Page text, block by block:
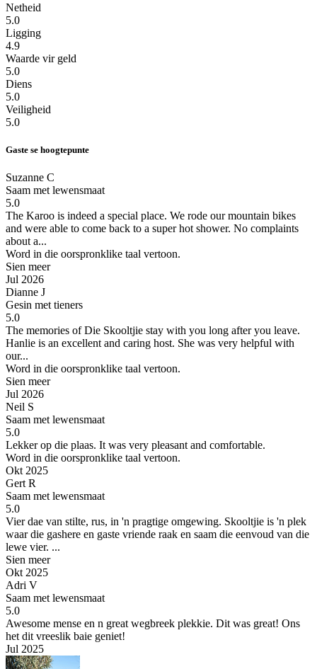
Netheid
5.0
Ligging
4.9
Waarde vir geld
5.0
Diens
5.0
Veiligheid
5.0
Gaste se hoogtepunte
Suzanne C
Saam met lewensmaat
5.0
The Karoo is indeed a special place. We rode our mountain bikes
and were able to come back to a super hot shower. No complaints
about a...
Word in die oorspronklike taal vertoon.
Sien meer
Jul 2026
Dianne J
Gesin met tieners
5.0
The memories of Die Skooltjie stay with you long after you leave.
Hanlie is an excellent and caring host. She was very helpful with
our...
Word in die oorspronklike taal vertoon.
Sien meer
Jul 2026
Neil S
Saam met lewensmaat
5.0
Lekker op die plaas. It was very pleasant and comfortable.
Word in die oorspronklike taal vertoon.
Okt 2025
Gert R
Saam met lewensmaat
5.0
Vier dae van stilte, rus, in 'n pragtige omgewing. Skooltjie is 'n plek
waar die gashere en gaste vriende raak en saam die eenvoud van die
lewe vier. ...
Sien meer
Okt 2025
Adri V
Saam met lewensmaat
5.0
Awesome mense en n great wegbreek plekkie. Dit was great! Ons
het dit vreeslik baie geniet!
Jul 2025